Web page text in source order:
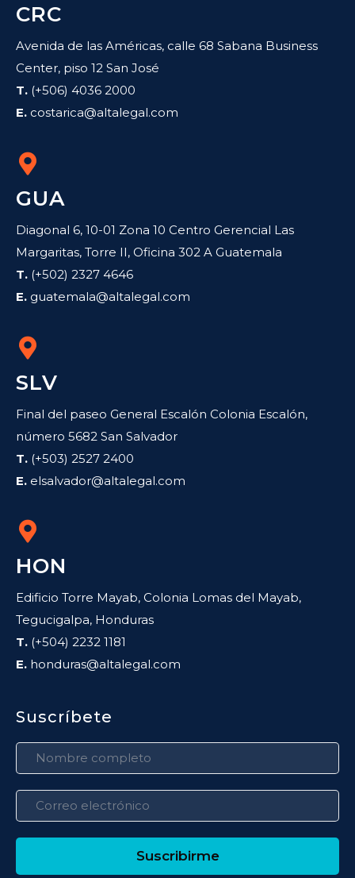
CRC
Avenida de las Américas, calle 68 Sabana Business
Center, piso 12 San José
T. (+506) 4036 2000
E. costarica@altalegal.com
GUA
Diagonal 6, 10-01 Zona 10 Centro Gerencial Las
Margaritas, Torre II, Oficina 302 A Guatemala
T. (+502) 2327 4646
E. guatemala@altalegal.com
SLV
Final del paseo General Escalón Colonia Escalón,
número 5682 San Salvador
T. (+503) 2527 2400
E. elsalvador@altalegal.com
HON
Edificio Torre Mayab, Colonia Lomas del Mayab,
Tegucigalpa, Honduras
T. (+504) 2232 1181
E. honduras@altalegal.com
Suscríbete
Suscribirme